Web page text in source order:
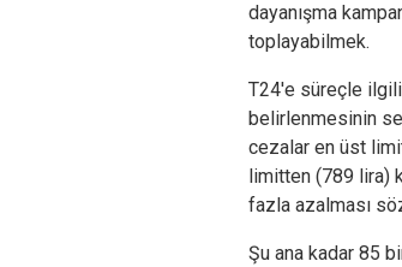
dayanışma
toplayabilmek.
T24'e süreçle
belirlenmesinin
cezalar en üst
limitten (789 lira)
fazla azalması
Şu ana kadar 85